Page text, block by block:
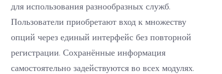
для использования разнообразных служб.
Пользователи приобретают вход к множеству
опций через единый интерфейс без повторной
регистрации. Сохранённые информация
самостоятельно задействуются во всех модулях.